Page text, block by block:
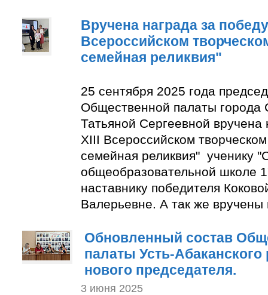
Вручена награда за
Всероссийском
семейная реликвия"
25 сентября 2025 года
Общественной палаты города
Татьяной Сергеевной вручена
XIII Всероссийском
семейная реликвия" ученику
общеобразовательной школе
наставнику победителя
Валерьевне. А так же вручены
Обновленный состав
палаты Усть-
нового председателя.
3 июня 2025